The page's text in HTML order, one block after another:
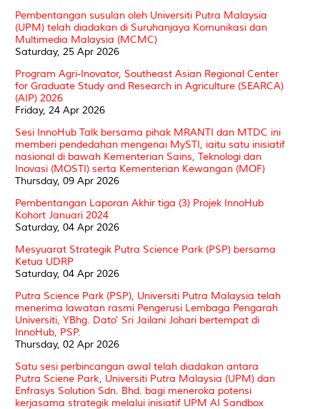
Pembentangan susulan oleh Universiti Putra Malaysia
(UPM) telah diadakan di Suruhanjaya Komunikasi dan
Multimedia Malaysia (MCMC)
Saturday, 25 Apr 2026
Program Agri-Inovator, Southeast Asian Regional Center
for Graduate Study and Research in Agriculture (SEARCA)
(AIP) 2026
Friday, 24 Apr 2026
Sesi InnoHub Talk bersama pihak MRANTI dan MTDC ini
memberi pendedahan mengenai MySTI, iaitu satu inisiatif
nasional di bawah Kementerian Sains, Teknologi dan
Inovasi (MOSTI) serta Kementerian Kewangan (MOF)
Thursday, 09 Apr 2026
Pembentangan Laporan Akhir tiga (3) Projek InnoHub
Kohort Januari 2024
Saturday, 04 Apr 2026
Mesyuarat Strategik Putra Science Park (PSP) bersama
Ketua UDRP
Saturday, 04 Apr 2026
Putra Science Park (PSP), Universiti Putra Malaysia telah
menerima lawatan rasmi Pengerusi Lembaga Pengarah
Universiti, YBhg. Dato' Sri Jailani Johari bertempat di
InnoHub, PSP.
Thursday, 02 Apr 2026
Satu sesi perbincangan awal telah diadakan antara
Putra Sciene Park, Universiti Putra Malaysia (UPM) dan
Enfrasys Solution Sdn. Bhd. bagi meneroka potensi
kerjasama strategik melalui inisiatif UPM AI Sandbox